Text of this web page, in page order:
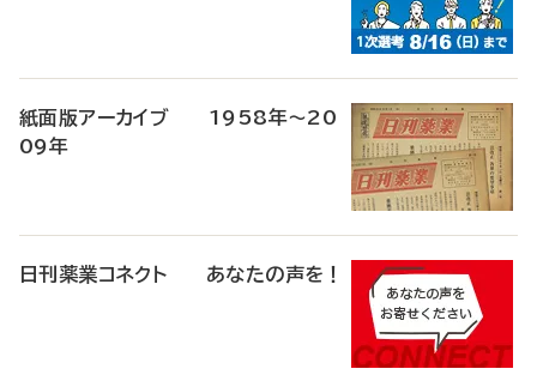
紙面版アーカイブ 1958年～20
09年
日刊薬業コネクト あなたの声を！